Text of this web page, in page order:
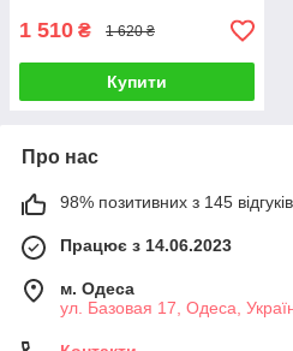
1 510 ₴ 1 620 ₴
Купити
Про нас
98% позитивних з 145
Працює з 14.06.2023
м. Одеса
ул. Базовая 17, Одеса,